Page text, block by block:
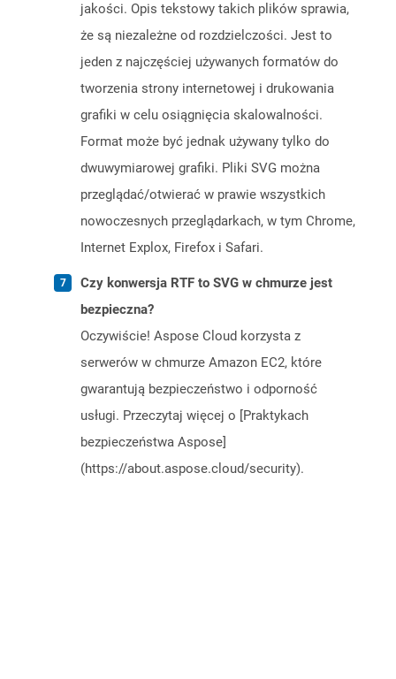
jakości. Opis tekstowy takich plików sprawia,
że ​​są niezależne od rozdzielczości. Jest to
jeden z najczęściej używanych formatów do
tworzenia strony internetowej i drukowania
grafiki w celu osiągnięcia skalowalności.
Format może być jednak używany tylko do
dwuwymiarowej grafiki. Pliki SVG można
przeglądać/otwierać w prawie wszystkich
nowoczesnych przeglądarkach, w tym Chrome,
Internet Explox, Firefox i Safari.
Czy konwersja RTF to SVG w chmurze jest
bezpieczna?
Oczywiście! Aspose Cloud korzysta z
serwerów w chmurze Amazon EC2, które
gwarantują bezpieczeństwo i odporność
usługi. Przeczytaj więcej o [Praktykach
bezpieczeństwa Aspose]
(https://about.aspose.cloud/security).